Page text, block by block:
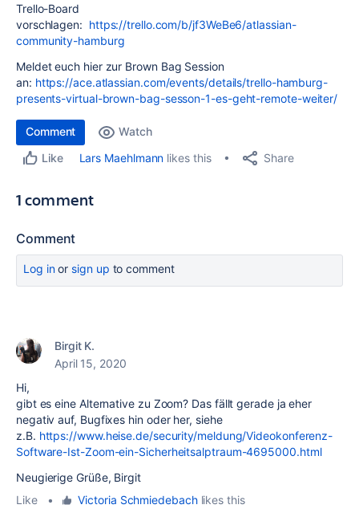
Trello-Board
vorschlagen: https://trello.com/b/jf3WeBe6/atlassian-
community-hamburg
Meldet euch hier zur Brown Bag Session
an: https://ace.atlassian.com/events/details/trello-hamburg-
presents-virtual-brown-bag-sesson-1-es-geht-remote-weiter/
Comment
Watch
Like
Lars Maehlmann likes this Share
1 comment
Comment
Log inor sign up to comment
Birgit K.
April 15, 2020
Hi,
gibt es eine Alternative zu Zoom? Das fällt gerade ja eher
negativ auf, Bugfixes hin oder her, siehe
z.B. https://www.heise.de/security/meldung/Videokonferenz-
Software-Ist-Zoom-ein-Sicherheitsalptraum-4695000.html
Neugierige Grüße, Birgit
Like
• Victoria Schmiedebachlikes this